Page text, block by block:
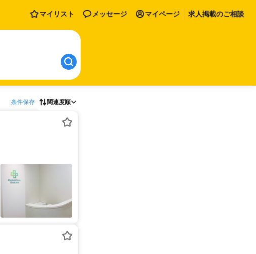
マイリスト メッセージ マイページ 求人掲載のご相談
条件保存 関連度順